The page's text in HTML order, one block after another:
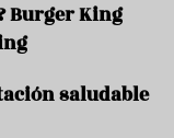
Burger King
saludable